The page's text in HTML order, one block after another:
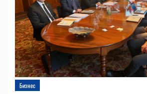
Бизнес